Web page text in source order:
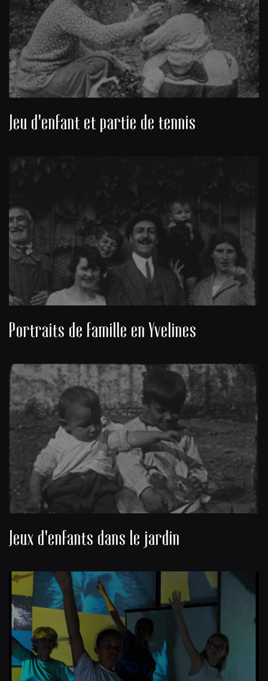
Jeu d'enfant et partie de tennis
Portraits de famille en Yvelines
Jeux d'enfants dans le jardin